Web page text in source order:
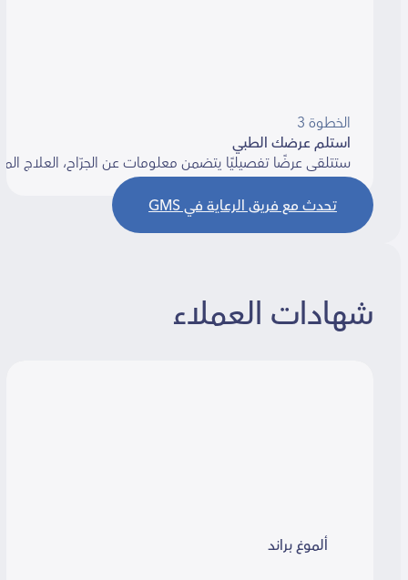
الخطوة 3
استلم عرضك الطبي
ستتلقى عرضًا تفصيليًا يتضمن معلومات عن الجرّاح، العلاج المقترح،
تحدث مع فريق الرعاية في GMS
شهادات العملاء
ألموغ براند